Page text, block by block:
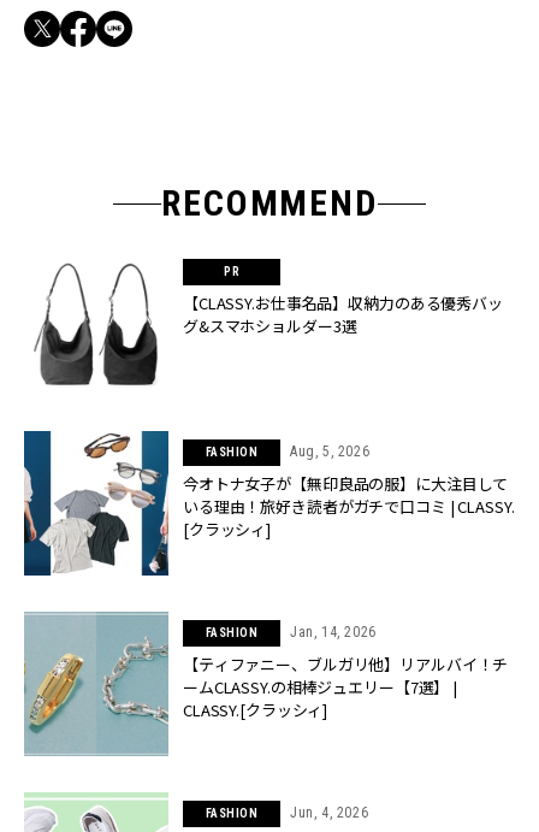
RECOMMEND
【CLASSY.お仕事名品】収納力のある優秀バッ
グ&スマホショルダー3選
FASHION Aug, 5, 2026
今オトナ女子が【無印良品の服】に大注目して
いる理由！旅好き読者がガチで口コミ | CLASSY.
[クラッシィ]
FASHION Jan, 14, 2026
【ティファニー、ブルガリ他】リアルバイ！チ
ームCLASSY.の相棒ジュエリー【7選】 |
CLASSY.[クラッシィ]
FASHION Jun, 4, 2026